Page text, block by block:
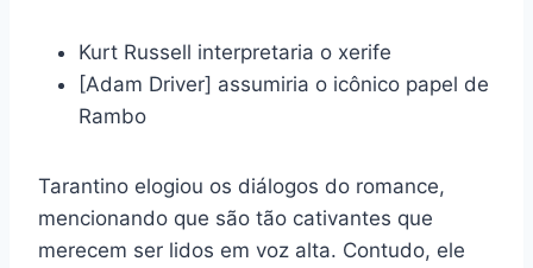
Kurt Russell interpretaria o xerife
[Adam Driver] assumiria o icônico papel de
Rambo
Tarantino elogiou os diálogos do romance,
mencionando que são tão cativantes que
merecem ser lidos em voz alta. Contudo, ele